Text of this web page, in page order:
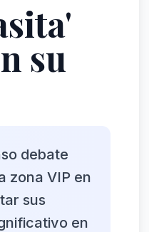
su
debate
zona VIP en
sus
en